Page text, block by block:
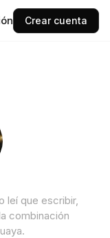
Crear cuenta
leí que escribir,
combinación